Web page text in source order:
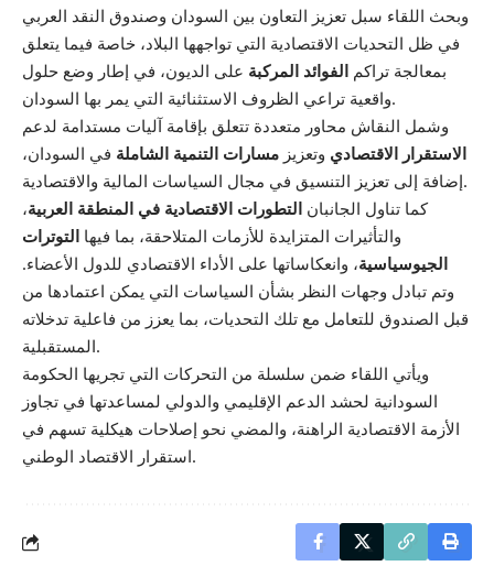
وبحث اللقاء سبل تعزيز التعاون بين السودان وصندوق النقد العربي
في ظل التحديات الاقتصادية التي تواجهها البلاد، خاصة فيما يتعلق
بمعالجة تراكم الفوائد المركبة على الديون، في إطار وضع حلول
واقعية تراعي الظروف الاستثنائية التي يمر بها السودان.
وشمل النقاش محاور متعددة تتعلق بإقامة آليات مستدامة لدعم
الاستقرار الاقتصادي وتعزيز مسارات التنمية الشاملة في السودان،
إضافة إلى تعزيز التنسيق في مجال السياسات المالية والاقتصادية.
كما تناول الجانبان التطورات الاقتصادية في المنطقة العربية،
والتأثيرات المتزايدة للأزمات المتلاحقة، بما فيها التوترات
الجيوسياسية، وانعكاساتها على الأداء الاقتصادي للدول الأعضاء.
وتم تبادل وجهات النظر بشأن السياسات التي يمكن اعتمادها من
قبل الصندوق للتعامل مع تلك التحديات، بما يعزز من فاعلية تدخلاته
المستقبلية.
ويأتي اللقاء ضمن سلسلة من التحركات التي تجريها الحكومة
السودانية لحشد الدعم الإقليمي والدولي لمساعدتها في تجاوز
الأزمة الاقتصادية الراهنة، والمضي نحو إصلاحات هيكلية تسهم في
استقرار الاقتصاد الوطني.